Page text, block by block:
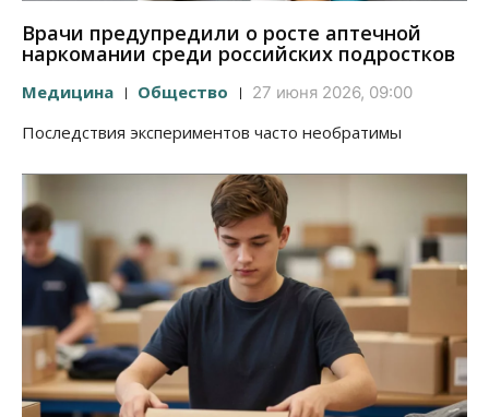
Врачи предупредили о росте аптечной
наркомании среди российских подростков
Медицина Общество 27 июня 2026, 09:00
Последствия экспериментов часто необратимы